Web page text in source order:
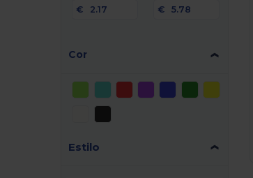
€
€
Cor
Estilo